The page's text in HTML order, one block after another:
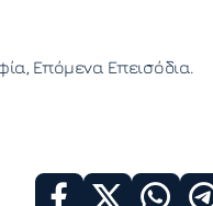
Επόμενα Επεισόδια